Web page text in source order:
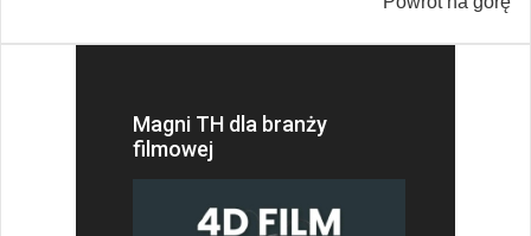
Magni TH dla branży
filmowej